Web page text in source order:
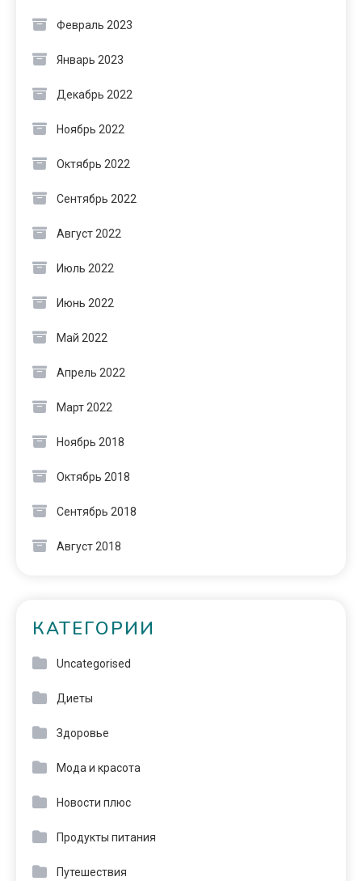
Февраль 2023
Январь 2023
Декабрь 2022
Ноябрь 2022
Октябрь 2022
Сентябрь 2022
Август 2022
Июль 2022
Июнь 2022
Май 2022
Апрель 2022
Март 2022
Ноябрь 2018
Октябрь 2018
Сентябрь 2018
Август 2018
КАТЕГОРИИ
Uncategorised
Диеты
Здоровье
Мода и красота
Новости плюс
Продукты питания
Путешествия